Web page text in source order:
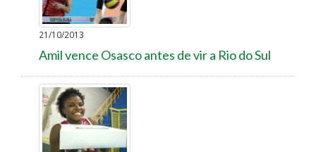
21/10/2013
Amil vence Osasco antes de vir a Rio do Sul